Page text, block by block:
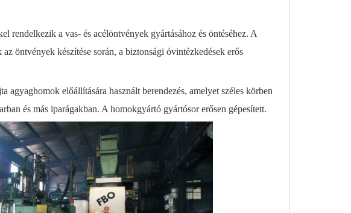
rendelkezik a vas- és acélöntvények gyártásához és öntéséhez. A
öntvények készítése során, a biztonsági óvintézkedések erős
előállítására használt berendezés, amelyet széles körben
és más iparágakban. A homokgyártó gyártósor erősen gépesített.